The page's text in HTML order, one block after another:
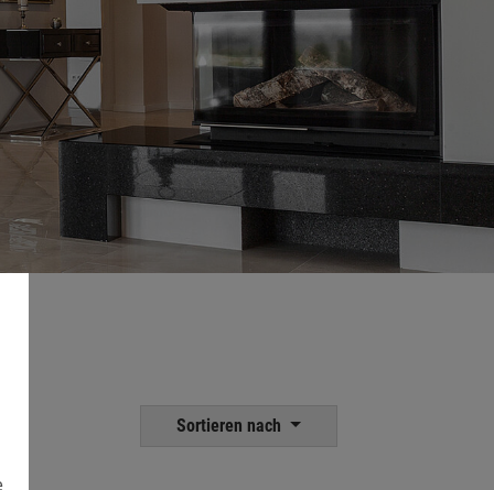
Sortieren nach